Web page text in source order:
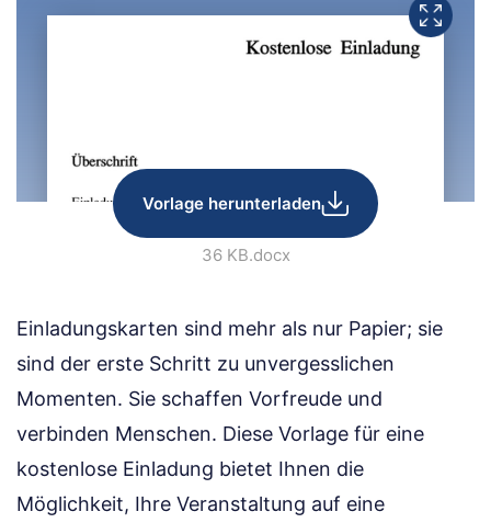
Vorlage herunterladen
36 KB.docx
Einladungskarten sind mehr als nur Papier; sie
sind der erste Schritt zu unvergesslichen
Momenten. Sie schaffen Vorfreude und
verbinden Menschen. Diese Vorlage für eine
kostenlose Einladung bietet Ihnen die
Möglichkeit, Ihre Veranstaltung auf eine